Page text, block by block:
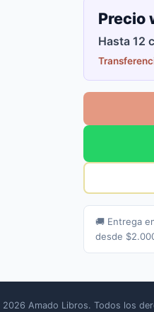
Precio
Hasta 12
🚚 Entrega
desde
Amado Libros. Todos los